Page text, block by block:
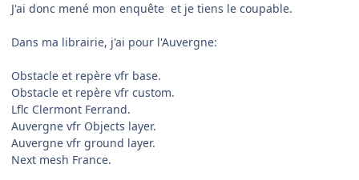
J'ai donc mené mon enquête et je tiens le coupable.
Dans ma librairie, j'ai pour l'Auvergne:
Obstacle et repère vfr base.
Obstacle et repère vfr custom.
Lflc Clermont Ferrand.
Auvergne vfr Objects layer.
Auvergne vfr ground layer.
Next mesh France.